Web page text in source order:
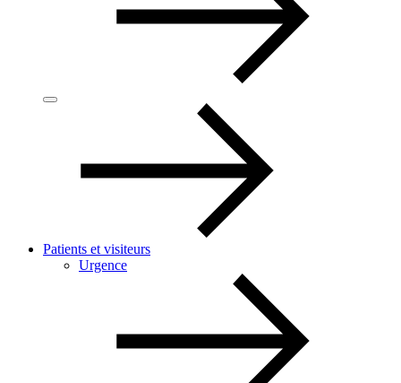
Patients et visiteurs
Urgence